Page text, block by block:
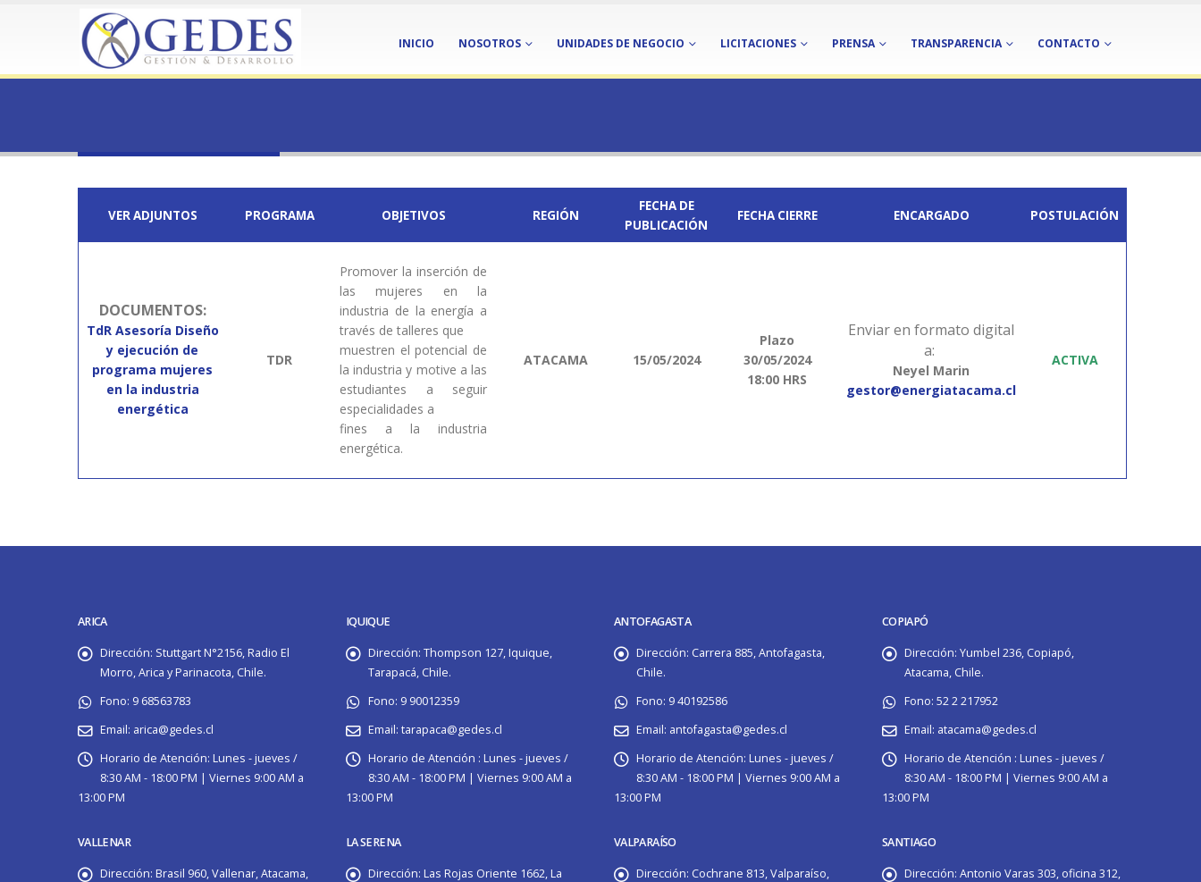
INICIO NOSOTROS UNIDADES DE NEGOCIO LICITACIONES PRENSA TRANSPARENCIA CONTACTO
VER ADJUNTOS PROGRAMA OBJETIVOS REGIÓN
FECHA DE
PUBLICACIÓN
FECHA CIERRE ENCARGADO POSTULACIÓN
DOCUMENTOS:
TdR Asesoría Diseño
y ejecución de
programa mujeres
en la industria
energética
TDR
Promover la inserción de
las mujeres en la
industria de la energía a
través de talleres que
muestren el potencial de
la industria y motive a las
estudiantes a seguir
especialidades a
fines a la industria
energética.
ATACAMA 15/05/2024
Plazo
30/05/2024
18:00 HRS
Enviar en formato digital
a:
Neyel Marin
gestor@energiatacama.cl
ACTIVA
ARICA
Dirección: Stuttgart N°2156, Radio El
Morro, Arica y Parinacota, Chile.
Fono: 9 68563783
Email: arica@gedes.cl
Horario de Atención: Lunes - jueves /
8:30 AM - 18:00 PM | Viernes 9:00 AM a
13:00 PM
VALLENAR
Dirección: Brasil 960, Vallenar, Atacama,
IQUIQUE
Dirección: Thompson 127, Iquique,
Tarapacá, Chile.
Fono: 9 90012359
Email: tarapaca@gedes.cl
Horario de Atención : Lunes - jueves /
8:30 AM - 18:00 PM | Viernes 9:00 AM a
13:00 PM
LA SERENA
Dirección: Las Rojas Oriente 1662, La
ANTOFAGASTA
Dirección: Carrera 885, Antofagasta,
Chile.
Fono: 9 40192586
Email: antofagasta@gedes.cl
Horario de Atención: Lunes - jueves /
8:30 AM - 18:00 PM | Viernes 9:00 AM a
13:00 PM
VALPARAÍSO
Dirección: Cochrane 813, Valparaíso,
COPIAPÓ
Dirección: Yumbel 236, Copiapó,
Atacama, Chile.
Fono: 52 2 217952
Email: atacama@gedes.cl
Horario de Atención : Lunes - jueves /
8:30 AM - 18:00 PM | Viernes 9:00 AM a
13:00 PM
SANTIAGO
Dirección: Antonio Varas 303, oficina 312,